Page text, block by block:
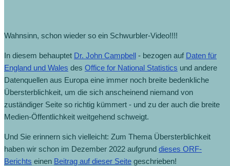
Wahnsinn, schon wieder so ein Schwurbler-Video!!!!
In diesem behauptet Dr. John Campbell - bezogen auf Daten für
England und Wales des Office for National Statistics und andere
Datenquellen aus Europa eine immer noch breite bedenkliche
Übersterblichkeit, um die sich anscheinend niemand von
zuständiger Seite so richtig kümmert - und zu der auch die breite
Medien-Öffentlichkeit weitgehend schweigt.
Und Sie erinnern sich vielleicht: Zum Thema Übersterblichkeit
haben wir schon im Dezember 2022 aufgrund dieses ORF-
Berichts einen Beitrag auf dieser Seite geschrieben!